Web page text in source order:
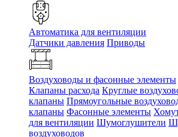
Автоматика для вентиляции
Датчики давления Приводы
Воздуховоды и фасонные элементы
Клапаны расхода Круглые
клапаны Прямоугольные
клапаны Фасонные элементы
для вентиляции Шумоглушители
воздуховодов